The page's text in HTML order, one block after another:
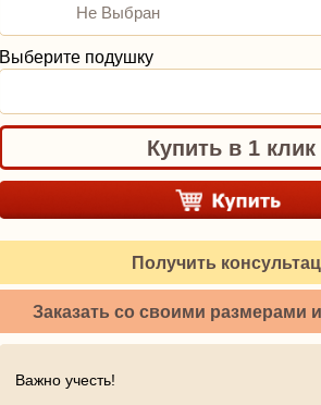
Не Выбран
Выберите подушку
Купить в 1 клик
Получить
Заказать со своими размерами
Важно учесть!